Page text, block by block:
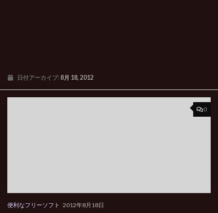
日付アーカイブ: 8月 18, 2012
0
便利なフリーソフト 2012年8月18日